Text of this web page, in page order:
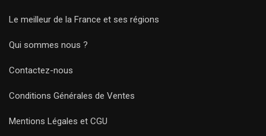
Le meilleur de la France et ses régions
Qui sommes nous ?
Contactez-nous
Conditions Générales de Ventes
Mentions Légales et CGU